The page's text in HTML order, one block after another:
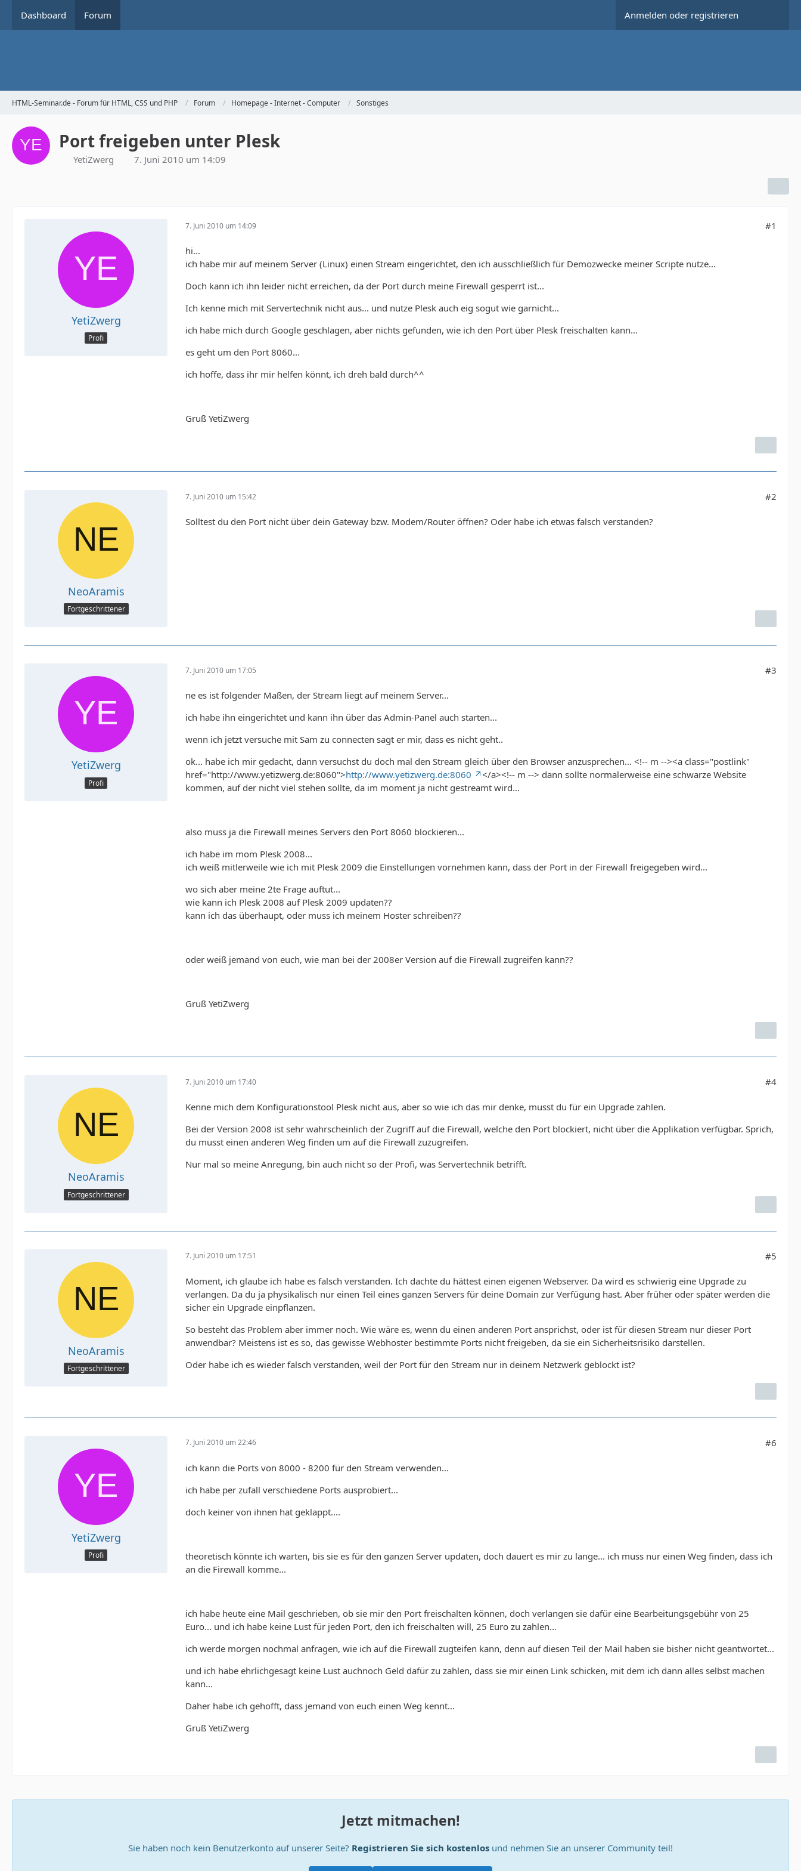
Dashboard Forum Anmelden oder registrieren
HTML-Seminar.de - Forum für HTML, CSS und PHP Forum Homepage - Internet - Computer Sonstiges
Port freigeben unter Plesk
YetiZwerg 7. Juni 2010 um 14:09
YetiZwerg
Profi
7. Juni 2010 um 14:09 #1
hi...
ich habe mir auf meinem Server (Linux) einen Stream eingerichtet, den ich ausschließlich für Demozwecke meiner Scripte nutze...
Doch kann ich ihn leider nicht erreichen, da der Port durch meine Firewall gesperrt ist...
Ich kenne mich mit Servertechnik nicht aus... und nutze Plesk auch eig sogut wie garnicht...
ich habe mich durch Google geschlagen, aber nichts gefunden, wie ich den Port über Plesk freischalten kann...
es geht um den Port 8060...
ich hoffe, dass ihr mir helfen könnt, ich dreh bald durch^^
Gruß YetiZwerg
NeoAramis
Fortgeschrittener
7. Juni 2010 um 15:42 #2
Solltest du den Port nicht über dein Gateway bzw. Modem/Router öffnen? Oder habe ich etwas falsch verstanden?
YetiZwerg
Profi
7. Juni 2010 um 17:05 #3
ne es ist folgender Maßen, der Stream liegt auf meinem Server...
ich habe ihn eingerichtet und kann ihn über das Admin-Panel auch starten...
wenn ich jetzt versuche mit Sam zu connecten sagt er mir, dass es nicht geht..
ok... habe ich mir gedacht, dann versuchst du doch mal den Stream gleich über den Browser anzusprechen... <!-- m --><a class="postlink"
href="http://www.yetizwerg.de:8060">http://www.yetizwerg.de:8060
</a><!-- m --> dann sollte normalerweise eine schwarze Website
kommen, auf der nicht viel stehen sollte, da im moment ja nicht gestreamt wird...
also muss ja die Firewall meines Servers den Port 8060 blockieren...
ich habe im mom Plesk 2008...
ich weiß mitlerweile wie ich mit Plesk 2009 die Einstellungen vornehmen kann, dass der Port in der Firewall freigegeben wird...
wo sich aber meine 2te Frage auftut...
wie kann ich Plesk 2008 auf Plesk 2009 updaten??
kann ich das überhaupt, oder muss ich meinem Hoster schreiben??
oder weiß jemand von euch, wie man bei der 2008er Version auf die Firewall zugreifen kann??
Gruß YetiZwerg
NeoAramis
Fortgeschrittener
7. Juni 2010 um 17:40 #4
Kenne mich dem Konfigurationstool Plesk nicht aus, aber so wie ich das mir denke, musst du für ein Upgrade zahlen.
Bei der Version 2008 ist sehr wahrscheinlich der Zugriff auf die Firewall, welche den Port blockiert, nicht über die Applikation verfügbar. Sprich,
du musst einen anderen Weg finden um auf die Firewall zuzugreifen.
Nur mal so meine Anregung, bin auch nicht so der Profi, was Servertechnik betrifft.
NeoAramis
Fortgeschrittener
7. Juni 2010 um 17:51 #5
Moment, ich glaube ich habe es falsch verstanden. Ich dachte du hättest einen eigenen Webserver. Da wird es schwierig eine Upgrade zu
verlangen. Da du ja physikalisch nur einen Teil eines ganzen Servers für deine Domain zur Verfügung hast. Aber früher oder später werden die
sicher ein Upgrade einpflanzen.
So besteht das Problem aber immer noch. Wie wäre es, wenn du einen anderen Port ansprichst, oder ist für diesen Stream nur dieser Port
anwendbar? Meistens ist es so, das gewisse Webhoster bestimmte Ports nicht freigeben, da sie ein Sicherheitsrisiko darstellen.
Oder habe ich es wieder falsch verstanden, weil der Port für den Stream nur in deinem Netzwerk geblockt ist?
YetiZwerg
Profi
7. Juni 2010 um 22:46 #6
ich kann die Ports von 8000 - 8200 für den Stream verwenden...
ich habe per zufall verschiedene Ports ausprobiert...
doch keiner von ihnen hat geklappt....
theoretisch könnte ich warten, bis sie es für den ganzen Server updaten, doch dauert es mir zu lange... ich muss nur einen Weg finden, dass ich
an die Firewall komme...
ich habe heute eine Mail geschrieben, ob sie mir den Port freischalten können, doch verlangen sie dafür eine Bearbeitungsgebühr von 25
Euro... und ich habe keine Lust für jeden Port, den ich freischalten will, 25 Euro zu zahlen...
ich werde morgen nochmal anfragen, wie ich auf die Firewall zugteifen kann, denn auf diesen Teil der Mail haben sie bisher nicht geantwortet...
und ich habe ehrlichgesagt keine Lust auchnoch Geld dafür zu zahlen, dass sie mir einen Link schicken, mit dem ich dann alles selbst machen
kann...
Daher habe ich gehofft, dass jemand von euch einen Weg kennt...
Gruß YetiZwerg
Jetzt mitmachen!
Sie haben noch kein Benutzerkonto auf unserer Seite? Registrieren Sie sich kostenlos und nehmen Sie an unserer Community teil!